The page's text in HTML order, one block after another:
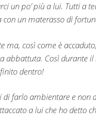
un po’ più a lui. Tutti a
un materasso di
ma, così come è
abbattuta. Così
dentro!
di farlo ambientare e non
a lui che ho detto